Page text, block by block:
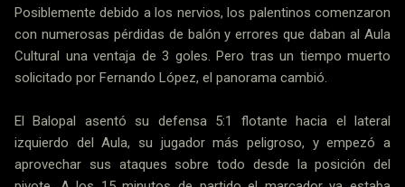
Posiblemente debido a los nervios, los palentinos comenzaron
con numerosas pérdidas de balón y errores que daban al Aula
Cultural una ventaja de 3 goles. Pero tras un tiempo muerto
solicitado por Fernando López, el panorama cambió.
El Balopal asentó su defensa 5:1 flotante hacia el lateral
izquierdo del Aula, su jugador más peligroso, y empezó a
aprovechar sus ataques sobre todo desde la posición del